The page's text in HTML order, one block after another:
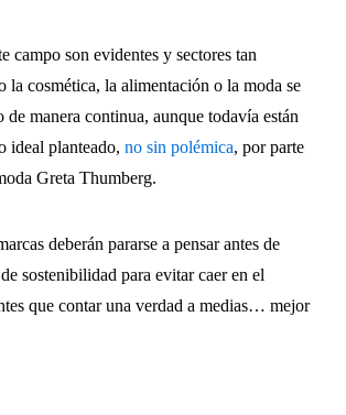
campo son evidentes y sectores tan
la cosmética, la alimentación o la moda se
de manera continua, aunque todavía están
ideal planteado, no sin polémica, por parte
Greta Thumberg.
deberán pararse a pensar antes de
sostenibilidad para evitar caer en el
que contar una verdad a medias… mejor